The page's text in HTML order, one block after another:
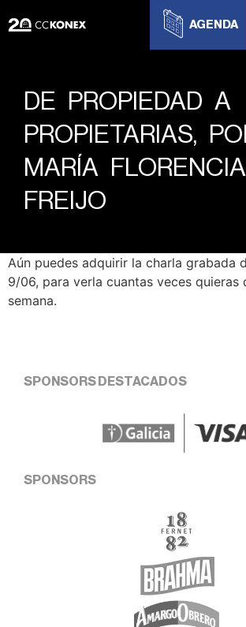
AGENDA
DE PROPIEDAD A
PROPIETARIAS,
MARÍA FLORENCIA
FREIJO
Aún puedes adquirir la charla grabada
9/06, para verla cuantas veces quieras
semana.
SPONSORS DESTACADOS
SPONSORS